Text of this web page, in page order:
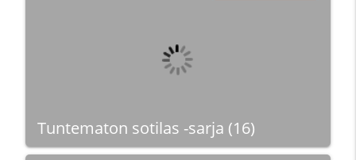
Tuntematon sotilas -sarja (16)